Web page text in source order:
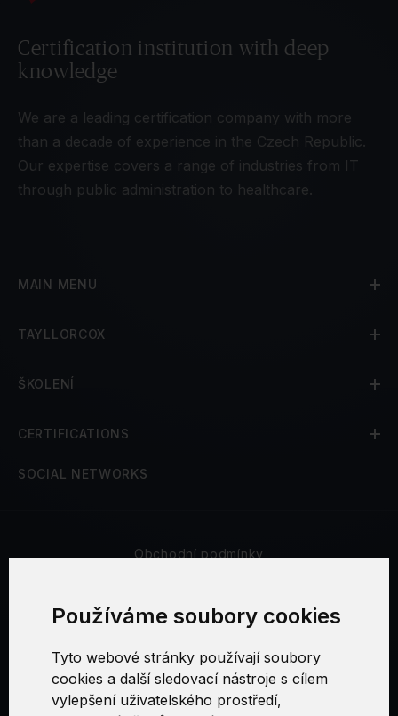
Používáme soubory cookies
Tyto webové stránky používají soubory
cookies a další sledovací nástroje s cílem
vylepšení uživatelského prostředí,
Certification institution with deep
knowledge
We are a leading certification company with more
than a decade of experience in the Czech Republic.
Our expertise covers a range of industries from IT
through public administration to healthcare.
MAIN MENU
TAYLLORCOX
ŠKOLENÍ
CERTIFICATIONS
SOCIAL NETWORKS
Obchodní podmínky
Nastavení cookies